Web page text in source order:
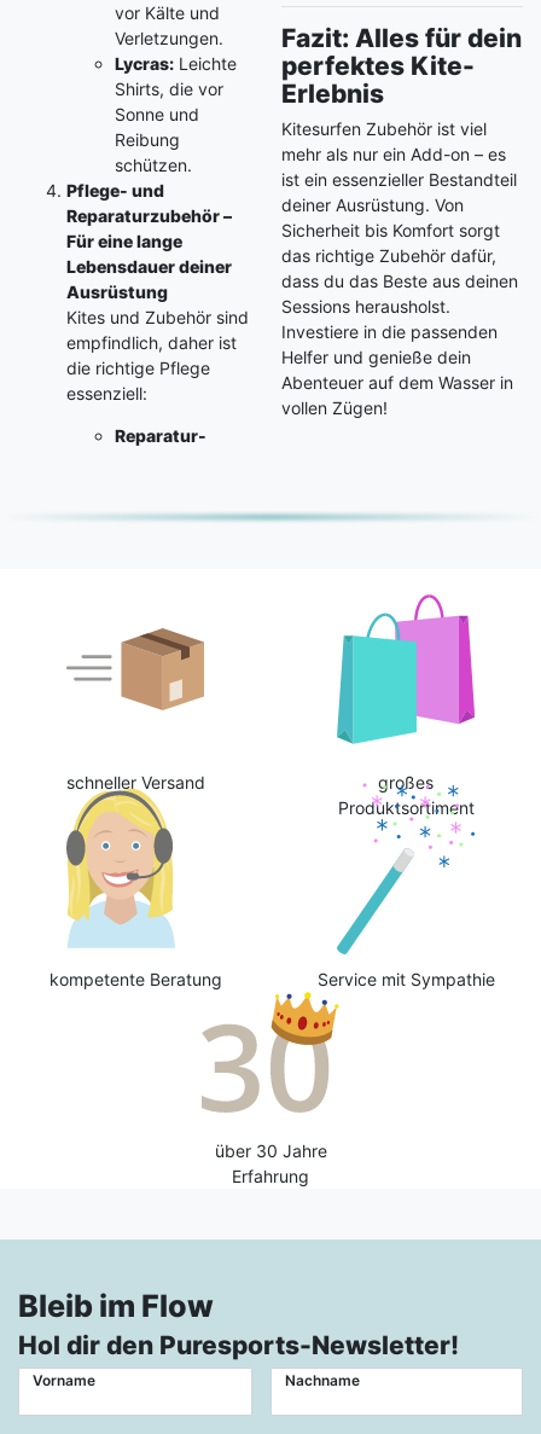
vor Kälte und
Verletzungen.
Lycras: Leichte
Shirts, die vor
Sonne und
Reibung
schützen.
Pflege- und
Reparaturzubehör –
Für eine lange
Lebensdauer deiner
Ausrüstung
Kites und Zubehör sind
empfindlich, daher ist
die richtige Pflege
essenziell:
Reparatur-
Fazit: Alles für dein
perfektes Kite-
Erlebnis
Kitesurfen Zubehör ist viel
mehr als nur ein Add-on – es
ist ein essenzieller Bestandteil
deiner Ausrüstung. Von
Sicherheit bis Komfort sorgt
das richtige Zubehör dafür,
dass du das Beste aus deinen
Sessions herausholst.
Investiere in die passenden
Helfer und genieße dein
Abenteuer auf dem Wasser in
vollen Zügen!
schneller Versand
großes
Produktsortiment
kompetente Beratung Service mit Sympathie
über 30 Jahre
Erfahrung
Bleib im Flow
Hol dir den Puresports-Newsletter!
Vorname Nachname